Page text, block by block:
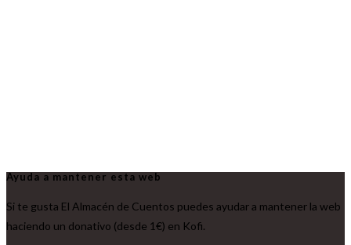
Ayuda a mantener esta web
Si te gusta El Almacén de Cuentos puedes ayudar a mantener la web
haciendo un donativo (desde 1€) en Kofi.